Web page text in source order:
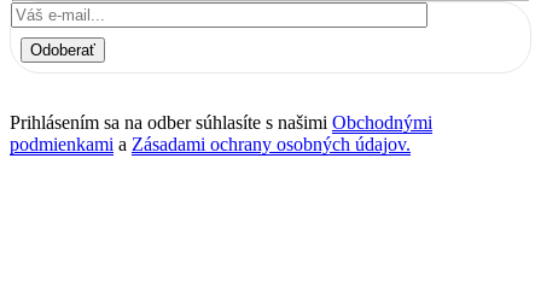
Odoberať
Prihlásením sa na odber súhlasíte s našimi Obchodnými
podmienkami a Zásadami ochrany osobných údajov.